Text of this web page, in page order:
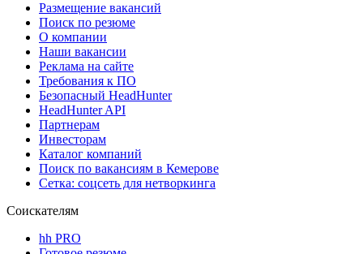
Размещение вакансий
Поиск по резюме
О компании
Наши вакансии
Реклама на сайте
Требования к ПО
Безопасный HeadHunter
HeadHunter API
Партнерам
Инвесторам
Каталог компаний
Поиск по вакансиям в Кемерове
Сетка: соцсеть для нетворкинга
Соискателям
hh PRO